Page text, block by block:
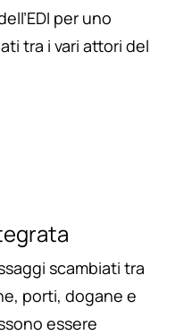
per uno
tra i vari attori del
scambiati tra
porti, dogane e
essere